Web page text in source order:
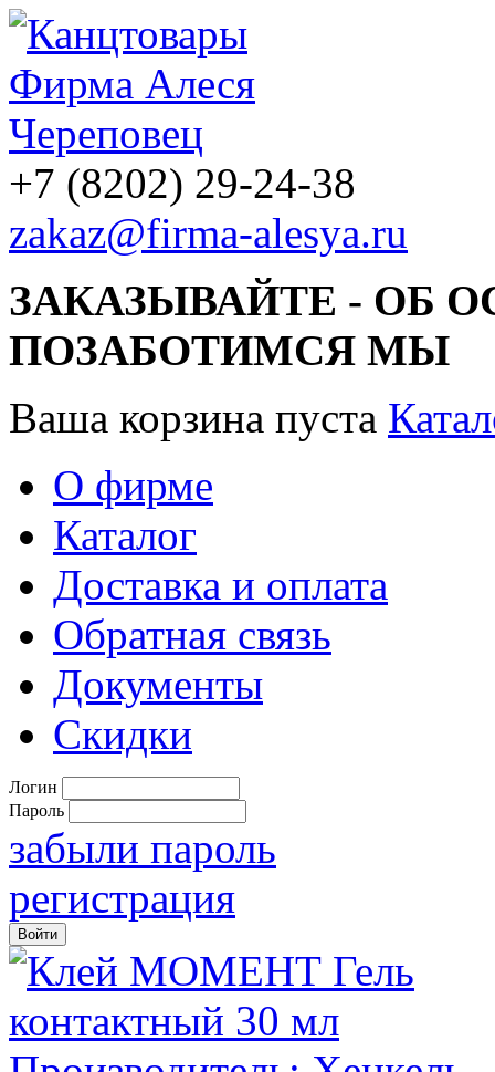
+7 (8202) 29-24-38
zakaz@firma-alesya.ru
ЗАКАЗЫВАЙТЕ - ОБ
ПОЗАБОТИМСЯ МЫ
Ваша корзина пуста
О фирме
Каталог
Доставка и оплата
Обратная связь
Документы
Скидки
Логин
Пароль
забыли пароль
регистрация